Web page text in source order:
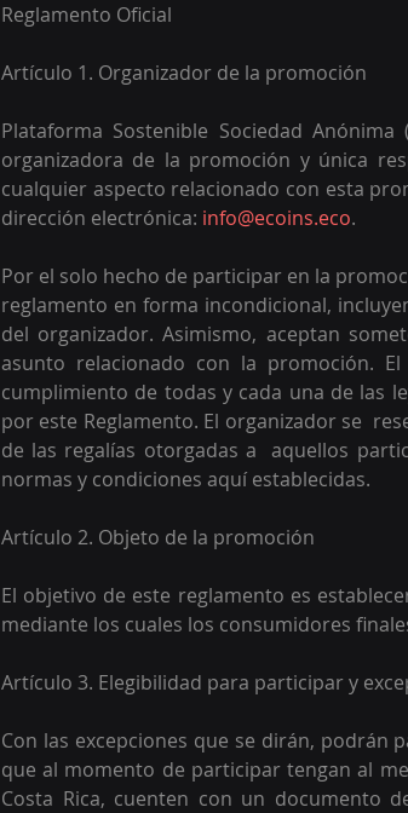
Reglamento Oficial
Artículo 1. Organizador de la promoción
Plataforma Sostenible Sociedad
organizadora de la promoción y única
cualquier aspecto relacionado con esta
dirección electrónica: info@ecoins.eco.
Por el solo hecho de participar en la
reglamento en forma incondicional,
del organizador. Asimismo, aceptan
asunto relacionado con la promoción.
cumplimiento de todas y cada una de las
por este Reglamento. El organizador se
de las regalías otorgadas a  aquellos
normas y condiciones aquí establecidas.
Artículo 2. Objeto de la promoción
El objetivo de este reglamento es
mediante los cuales los consumidores
Artículo 3. Elegibilidad para participar y
Con las excepciones que se dirán, podrán
que al momento de participar tengan al
Costa Rica, cuenten con un documento